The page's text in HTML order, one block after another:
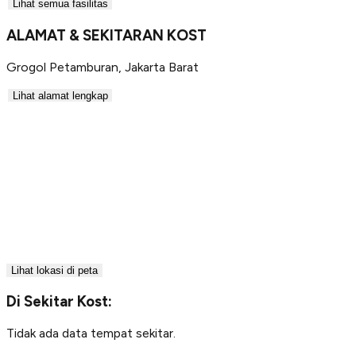
Lihat semua fasilitas
ALAMAT & SEKITARAN KOST
Grogol Petamburan Jakarta Barat
Lihat alamat lengkap
Lihat lokasi di peta
Di Sekitar Kost:
Tidak ada data tempat sekitar.